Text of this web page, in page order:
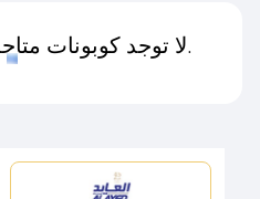
لا توجد كوبونات متاحة لـهذا المتجر حاليًا.